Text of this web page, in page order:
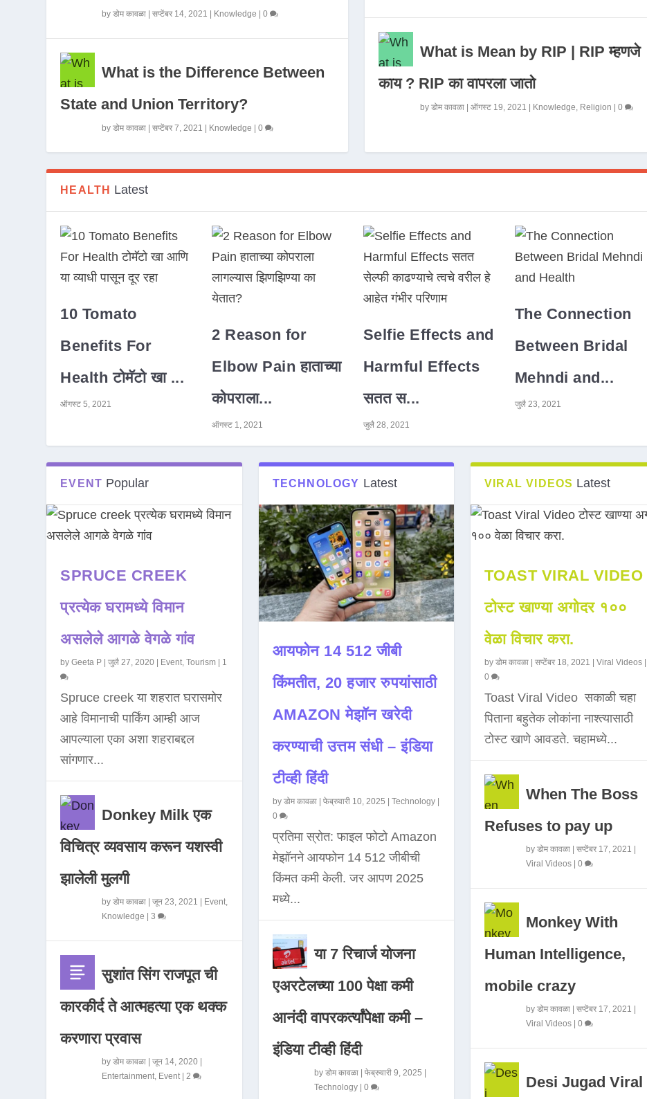
byडोम कावळा |सप्टेंबर 14, 2021 Knowledge |0
What is the Difference Between
State and Union Territory?
byडोम कावळा |सप्टेंबर 7, 2021 Knowledge |0
What is Mean by RIP | RIP म्हणजे
काय ? RIP का वापरला जातो
by डोम कावळा| ऑगस्ट 19, 2021 Knowledge, Religion 0
HEALTH Latest
10 Tomato
Benefits For
Health टोमॅटो खा ...
ऑगस्ट 5, 2021
2 Reason for
Elbow Pain हाताच्या
कोपराला...
ऑगस्ट 1, 2021
Selfie Effects and
Harmful Effects
सतत स...
जुलै 28, 2021
The Connection
Between Bridal
Mehndi and...
जुलै 23, 2021
EVENT Popular
SPRUCE CREEK
प्रत्येक घरामध्ये विमान
असलेले आगळे वेगळे गांव
byGeeta P |जुलै 27, 2020 | Event ,Tourism | 1
Spruce creek या शहरात घरासमोर
आहे विमानाची पार्किंग आम्ही आज
आपल्याला एका अशा शहराबद्दल
सांगणार...
Donkey Milk एक
विचित्र व्यवसाय करून यशस्वी
झालेली मुलगी
byडोम कावळा |जून 23, 2021 | Event
Knowledge |3
सुशांत सिंग राजपूत ची
कारकीर्द ते आत्महत्या एक थक्क
करणारा प्रवास
byडोम कावळा |जून 14, 2020 |
Entertainment Event | 2
TECHNOLOGY Latest
आयफोन 14 512 जीबी
किंमतीत, 20 हजार रुपयांसाठी
AMAZON मेझॉन खरेदी
करण्याची उत्तम संधी – इंडिया
टीव्ही हिंदी
by डोम कावळा| फेब्रुवारी 10, 2025 Technology|
0
प्रतिमा स्रोत: फाइल फोटो Amazon
मेझॉनने आयफोन 14 512 जीबीची
किंमत कमी केली. जर आपण 2025
मध्ये...
या 7 रिचार्ज योजना
एअरटेलच्या 100 पेक्षा कमी
आनंदी वापरकर्त्यांपेक्षा कमी –
इंडिया टीव्ही हिंदी
by डोम कावळा| फेब्रुवारी 9, 2025
Technology| 0
VIRAL VIDEOS Latest
TOAST VIRAL VIDEO
टोस्ट खाण्या अगोदर १००
वेळा विचार करा.
by डोम कावळा| सप्टेंबर 18, 2021 | Viral Videos|
0
Toast Viral Video सकाळी चहा
पिताना बहुतेक लोकांना नाश्त्यासाठी
टोस्ट खाणे आवडते. चहामध्ये...
When The Boss
Refuses to pay up
by डोम कावळा| सप्टेंबर 17, 2021 |
Viral Videos| 0
Monkey With
Human Intelligence,
mobile crazy
by डोम कावळा| सप्टेंबर 17, 2021 |
Viral Videos| 0
Desi Jugad Viral